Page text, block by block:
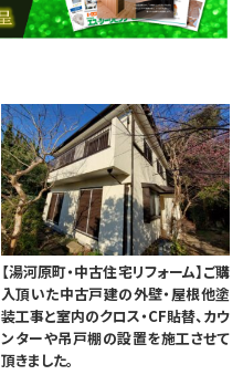
【湯河原町・中古住宅リフォーム】ご購
入頂いた中古戸建の外壁・屋根他塗
装工事と室内のクロス・CF貼替、カウ
ンターや吊戸棚の設置を施工させて
頂きました。